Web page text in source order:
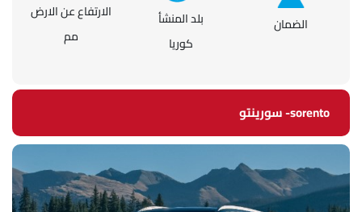
الضمان
بلد المنشأ
كوريا
الارتفاع عن الارض
مم
sorento- سورينتو